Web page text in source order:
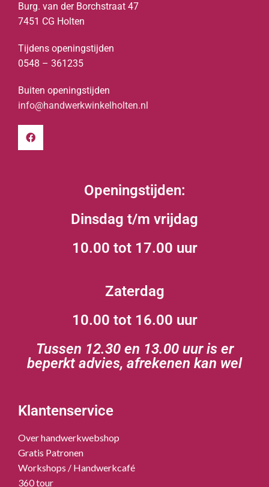
Burg. van der Borchstraat 47
7451 CG Holten
Tijdens openingstijden
0548 – 361235
Buiten openingstijden
info@handwerkwinkelholten.nl
Openingstijden:
Dinsdag t/m vrijdag
10.00 tot 17.00 uur
Zaterdag
10.00 tot 16.00 uur
Tussen 12.30 en 13.00 uur is er
beperkt advies, afrekenen kan wel
Klantenservice
Over handwerkwebshop
Gratis Patronen
Workshops / Handwerkcafé
360 tour